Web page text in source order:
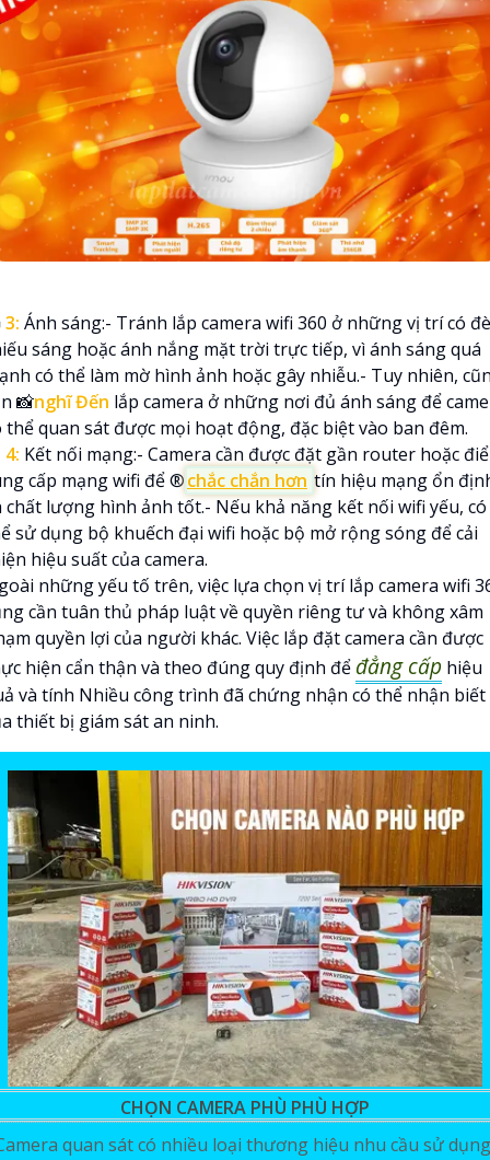
3: Ánh sáng:- Tránh lắp camera wifi 360 ở những vị trí có
sáng hoặc ánh nắng mặt trời trực tiếp, vì ánh sáng quá
có thể làm mờ hình ảnh hoặc gây nhiễu.- Tuy nhiên,
📸nghĩ Đến lắp camera ở những nơi đủ ánh sáng để
thể quan sát được mọi hoạt động, đặc biệt vào ban đêm.
4: Kết nối mạng:- Camera cần được đặt gần router hoặc
cấp mạng wifi để ®️chắc chắn hơn tín hiệu mạng ổn
chất lượng hình ảnh tốt.- Nếu khả năng kết nối wifi yếu, có
sử dụng bộ khuếch đại wifi hoặc bộ mở rộng sóng để cải
hiệu suất của camera.
những yếu tố trên, việc lựa chọn vị trí lắp camera wifi
cần tuân thủ pháp luật về quyền riêng tư và không xâm
quyền lợi của người khác. Việc lắp đặt camera cần được
hiện cẩn thận và theo đúng quy định để đẳng cấp hiệu
và tính Nhiều công trình đã chứng nhận có thể nhận biết
thiết bị giám sát an ninh.
CHỌN CAMERA PHÙ PHÙ HỢP
quan sát có nhiều loại thương hiệu nhu cầu sử dụng